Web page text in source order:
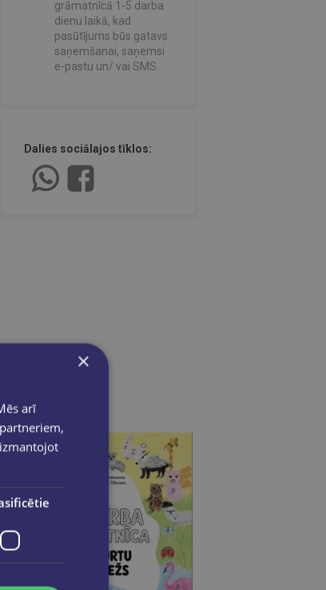
grāmatnīcā 1-5 darba
dienu laikā, kad
pasūtījums būs gatavs
saņemšanai, saņemsi
e-pastu un/ vai SMS.
Dalies sociālajos tīklos:
×
arī